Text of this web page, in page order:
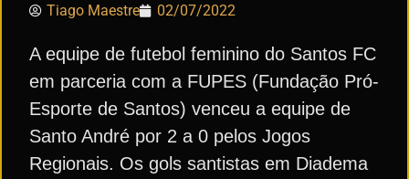
Tiago Maestre 02/07/2022
A equipe de futebol feminino do Santos FC
em parceria com a FUPES (Fundação Pró-
Esporte de Santos) venceu a equipe de
Santo André por 2 a 0 pelos Jogos
Regionais. Os gols santistas em Diadema